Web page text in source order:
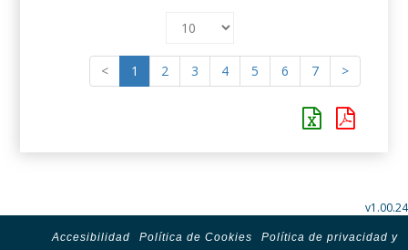
< 1 2 3 4 5 6 7 >
v1.00.24
Accesibilidad Política de Cookies
Política de privacidad y